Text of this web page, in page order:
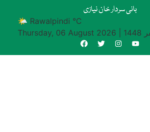
بانی سردار خان نیازی
🌤 Rawalpindi °C
Thursday, 06 August 2026